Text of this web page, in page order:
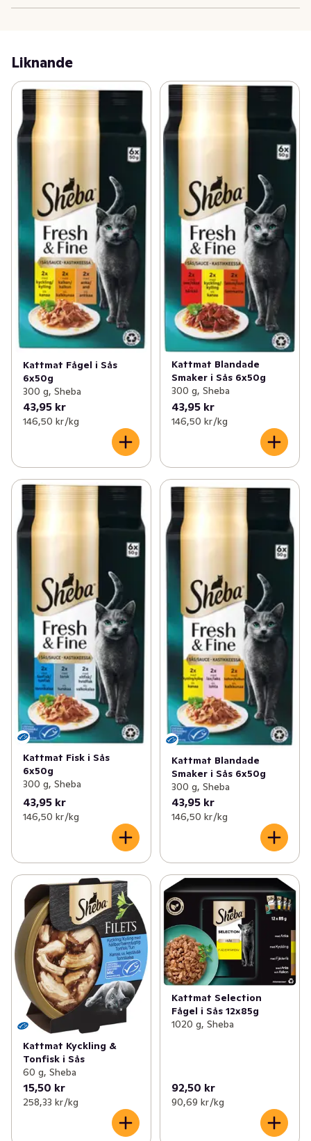
Liknande
Kattmat Fågel i Sås
6x50g
300 g, Sheba
43,95 kr
146,50 kr /kg
Kattmat Blandade
Smaker i Sås 6x50g
300 g, Sheba
43,95 kr
146,50 kr /kg
Kattmat Fisk i Sås
6x50g
300 g, Sheba
43,95 kr
146,50 kr /kg
Kattmat Blandade
Smaker i Sås 6x50g
300 g, Sheba
43,95 kr
146,50 kr /kg
Kattmat Kyckling &
Tonfisk i Sås
60 g, Sheba
15,50 kr
258,33 kr /kg
Kattmat Selection
Fågel i Sås 12x85g
1020 g, Sheba
92,50 kr
90,69 kr /kg